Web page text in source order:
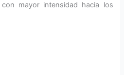
mayor intensidad hacia los